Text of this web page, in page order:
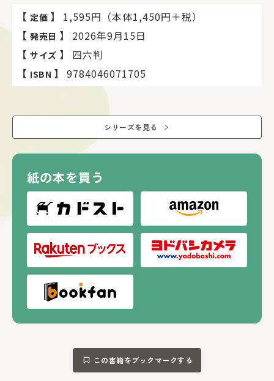
法なども掲載しています。
ら、色になった鉱物や不思議な元素である硫黄の話まで、誰
かに話したくなるトピックが盛りだくさんの1冊です。
【 定価 】
1,595円（本体1,450円＋税）
【 発売日 】
2026年9月15日
【 サイズ 】
四六判
【 ISBN 】 9784046071705
シリーズを見る
紙の本を買う
この書籍をブックマークする